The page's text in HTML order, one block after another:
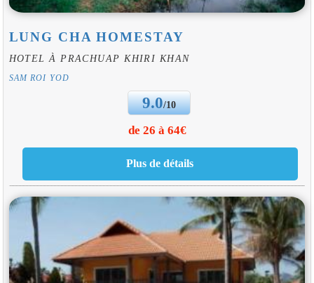
LUNG CHA HOMESTAY
HOTEL À PRACHUAP KHIRI KHAN
SAM ROI YOD
9.0/10
de 26 à 64€